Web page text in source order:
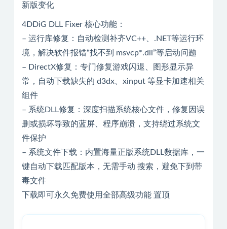
新版变化
4DDiG DLL Fixer 核心功能：
– 运行库修复：自动检测补齐VC++、.NET等运行环
境，解决软件报错“找不到 msvcp*.dll”等启动问题
– DirectX修复：专门修复游戏闪退、图形显示异
常，自动下载缺失的 d3dx、xinput 等显卡加速相关
组件
– 系统DLL修复：深度扫描系统核心文件，修复因误
删或损坏导致的蓝屏、程序崩溃，支持绕过系统文
件保护
– 系统文件下载：内置海量正版系统DLL数据库，一
键自动下载匹配版本，无需手动 搜索，避免下到带
毒文件
下载即可永久免费使用全部高级功能 置顶